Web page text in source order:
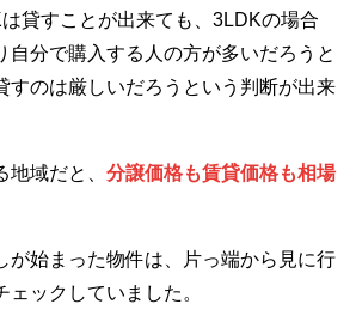
貸すことが出来ても、3LDKの場合
自分で購入する人の方が多いだろうと
すのは厳しいだろうという判断が出来
域だと、 分譲価格も賃貸価格も相場
が始まった物件は、片っ端から見に行
ェックしていました。